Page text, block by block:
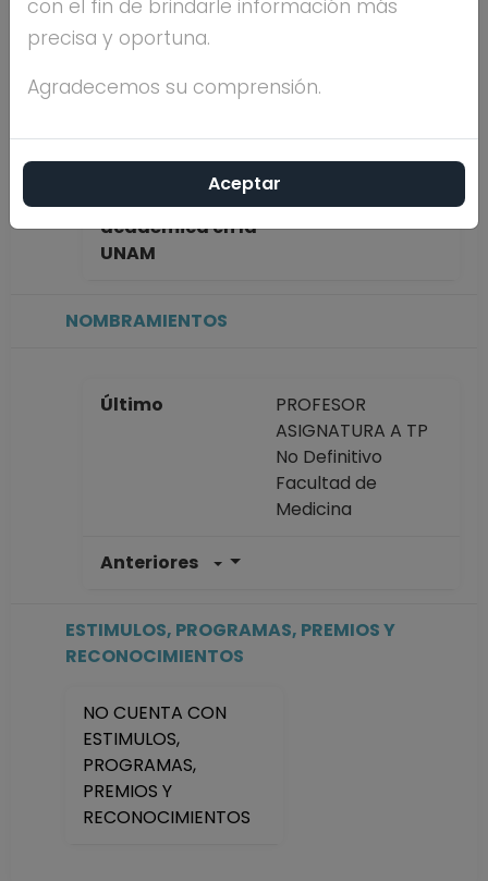
estudios
ESPECIALIDAD
Antigüedad
académica en la
UNAM
26 años
NOMBRAMIENTOS
Último
PROFESOR
ASIGNATURA A TP
No Definitivo
Facultad de
Medicina
Anteriores
Facultad de
ESTIMULOS, PROGRAMAS, PREMIOS Y
RECONOCIMIENTOS
NO CUENTA CON
ESTIMULOS,
PROGRAMAS,
PREMIOS Y
RECONOCIMIENTOS
con el fin de brindarle información más
precisa y oportuna.
Agradecemos su comprensión.
Aceptar